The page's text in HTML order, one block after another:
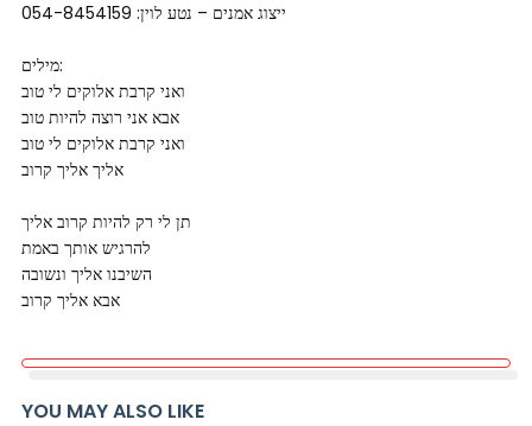
ייצוג אמנים – נטע לוין: 054-8454159
מילים:
ואני קרבת אלוקים לי טוב
אבא אני רוצה להיות טוב
ואני קרבת אלוקים לי טוב
אליך אליך קרוב
תן לי רק להיות קרוב אליך
להרגיש אותך באמת
השיבנו אליך ונשובה
אבא אליך קרוב
YOU MAY ALSO LIKE